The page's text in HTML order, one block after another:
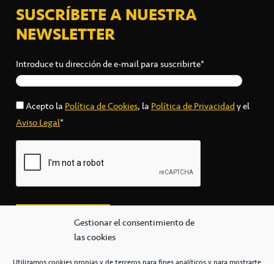
Gestionar el consentimiento de
las cookies
SUSCRÍBETE A NUESTRA
NEWSLETTER
Introduce tu dirección de e-mail para suscribirte*
Acepto laPolítica de Cookies, laPolítica de Privacidady el
Aviso Legal*